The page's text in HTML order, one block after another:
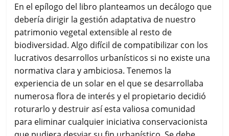
En el epílogo del libro planteamos un decálogo que
debería dirigir la gestión adaptativa de nuestro
patrimonio vegetal extensible al resto de
biodiversidad. Algo difícil de compatibilizar con los
lucrativos desarrollos urbanísticos si no existe una
normativa clara y ambiciosa. Tenemos la
experiencia de un solar en el que se desarrollaba
numerosa flora de interés y el propietario decidió
roturarlo y destruir así esta valiosa comunidad
para eliminar cualquier iniciativa conservacionista